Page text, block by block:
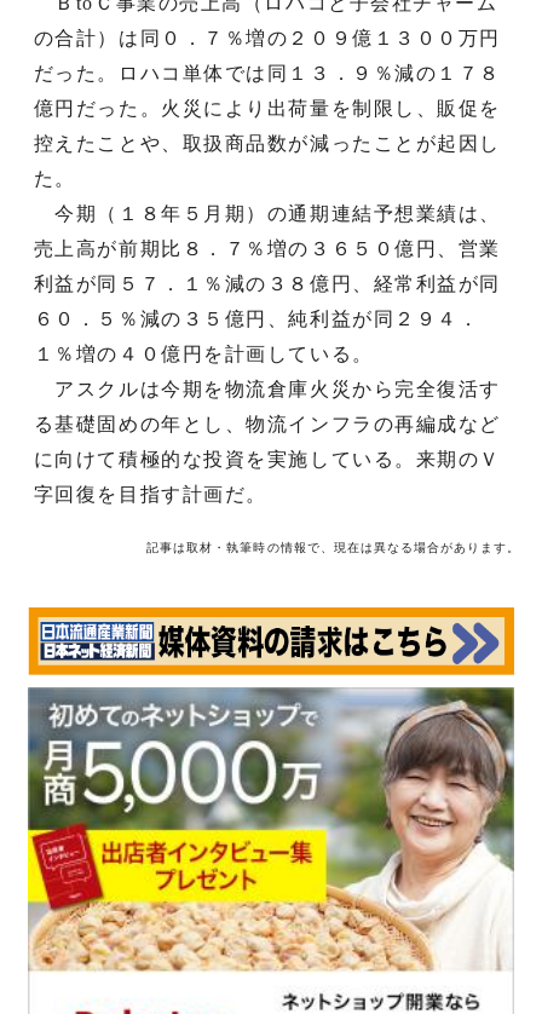
の合計）は同０．７％増の２０９億１３００万円
だった。ロハコ単体では同１３．９％減の１７８
億円だった。火災により出荷量を制限し、販促を
控えたことや、取扱商品数が減ったことが起因し
た。
今期（１８年５月期）の通期連結予想業績は、
売上高が前期比８．７％増の３６５０億円、営業
利益が同５７．１％減の３８億円、経常利益が同
６０．５％減の３５億円、純利益が同２９４．
１％増の４０億円を計画している。
アスクルは今期を物流倉庫火災から完全復活す
る基礎固めの年とし、物流インフラの再編成など
に向けて積極的な投資を実施している。来期のＶ
字回復を目指す計画だ。
記事は取材・執筆時の情報で、現在は異なる場合があります。